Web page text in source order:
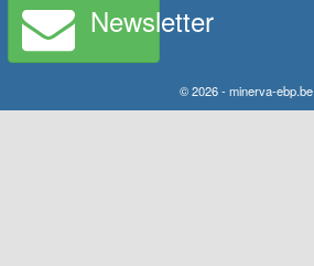
Newsletter
© 2026 - minerva-ebp.be